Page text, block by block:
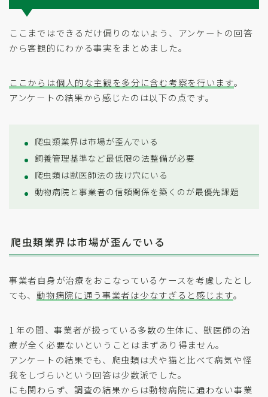
ここまではできるだけ偏りのないよう、アンケートの回答
から客観的にわかる事実をまとめました。
ここからは個人的な主観を多分に含む考察を行います。
アンケートの結果から感じたのは以下の点です。
爬虫類業界は市場が歪んでいる
飼養管理基準など最低限の法整備が必要
爬虫類は獣医師法の抜け穴にいる
動物病院と事業者の信頼関係を築くのが最優先課題
爬虫類業界は市場が歪んでいる
事業者自身が治療をおこなっているケースを考慮したとし
ても、動物病院に通う事業者は少なすぎると感じます。
1 年の間、事業者が扱っている多数の生体に、獣医師の治
療が全く必要ないということはまずあり得ません。
アンケートの結果でも、爬虫類は犬や猫と比べて病気や怪
我をしづらいという回答は少数派でした。
にも関わらず、調査の結果からは動物病院に通わない事業